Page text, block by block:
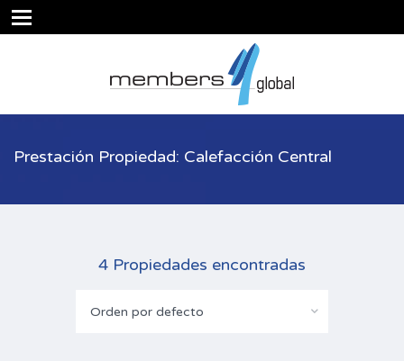
Prestación Propiedad: Calefacción Central
4 Propiedades encontradas
Orden por defecto